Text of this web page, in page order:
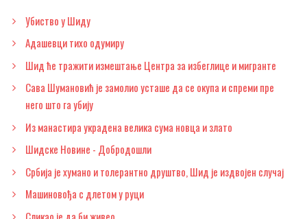
Убиство у Шиду
Адашевци тихо одумиру
Шид ће тражити измештање Центра за избеглице и мигранте
Сава Шумановић је замолио усташе да се окупа и спреми пре
него што га убију
Из манастира украдена велика сума новца и злато
Шидске Новине - Добродошли
Србија је хумано и толерантно друштво, Шид је издвојен случај
Машиновођа с длетом у руци
Сликао је да би живео